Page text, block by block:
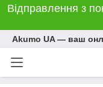
Відправлення з
Akumo UA — ваш